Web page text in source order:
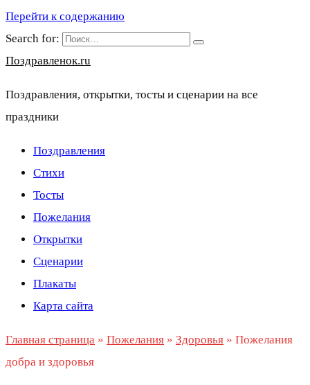
Перейти к содержанию
Search for:
Поздравленок.ru
Поздравления, открытки, тосты и сценарии на все
праздники
Поздравления
Стихи
Тосты
Пожелания
Открытки
Сценарии
Плакаты
Карта сайта
Главная страница » Пожелания » Здоровья » Пожелания
добра и здоровья